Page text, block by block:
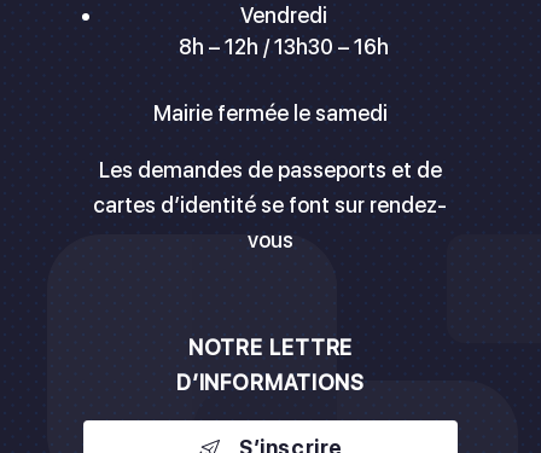
Vendredi
8h – 12h / 13h30 – 16h
Mairie fermée le samedi
Les demandes de passeports et de
cartes d’identité se font sur rendez-
vous
NOTRE LETTRE
D’INFORMATIONS